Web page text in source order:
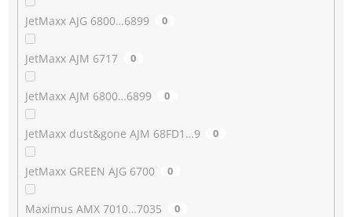
JetMaxx AJG 6800…6899 0
JetMaxx AJM 6717 0
JetMaxx AJM 6800…6899 0
JetMaxx dust&gone AJM 68FD1…9 0
JetMaxx GREEN AJG 6700 0
Maximus AMX 7010…7035 0